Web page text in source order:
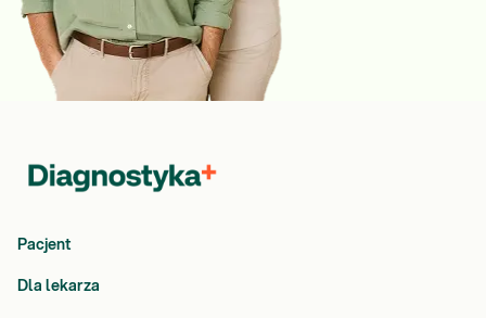
Pacjent
Dla lekarza